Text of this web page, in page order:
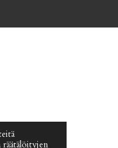
räätälöityjen